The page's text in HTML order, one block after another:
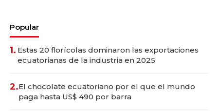
Popular
1. Estas 20 florícolas dominaron las exportaciones
ecuatorianas de la industria en 2025
2.El chocolate ecuatoriano por el que el mundo
paga hasta US$ 490 por barra